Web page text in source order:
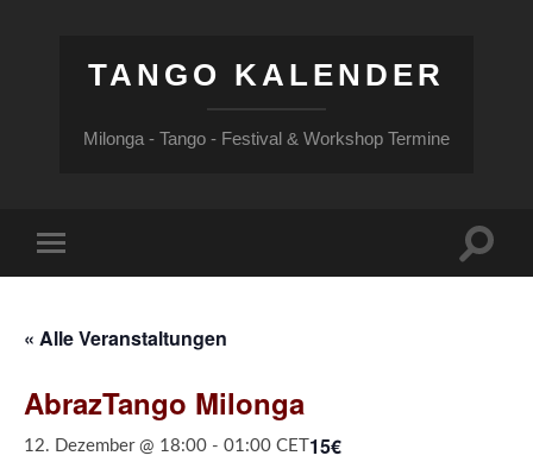
TANGO KALENDER
Milonga - Tango - Festival & Workshop Termine
Menü
« Alle Veranstaltungen
AbrazTango Milonga
12. Dezember @ 18:00 - 01:00 CET 15€